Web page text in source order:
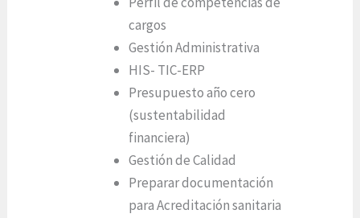
cargos
Gestión Administrativa
HIS- TIC-ERP
Presupuesto año cero
(sustentabilidad
financiera)
Gestión de Calidad
Preparar documentación
para Acreditación sanitaria